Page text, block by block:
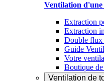
Ventilation d'une
Extraction
Extraction
Double flux
Guide
Votre
Boutique
Ventilation de